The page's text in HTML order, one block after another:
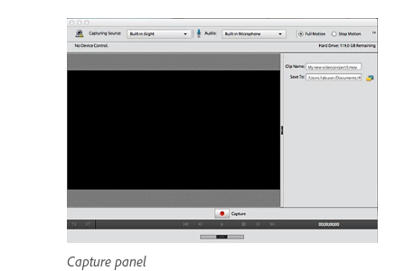
Capture panel